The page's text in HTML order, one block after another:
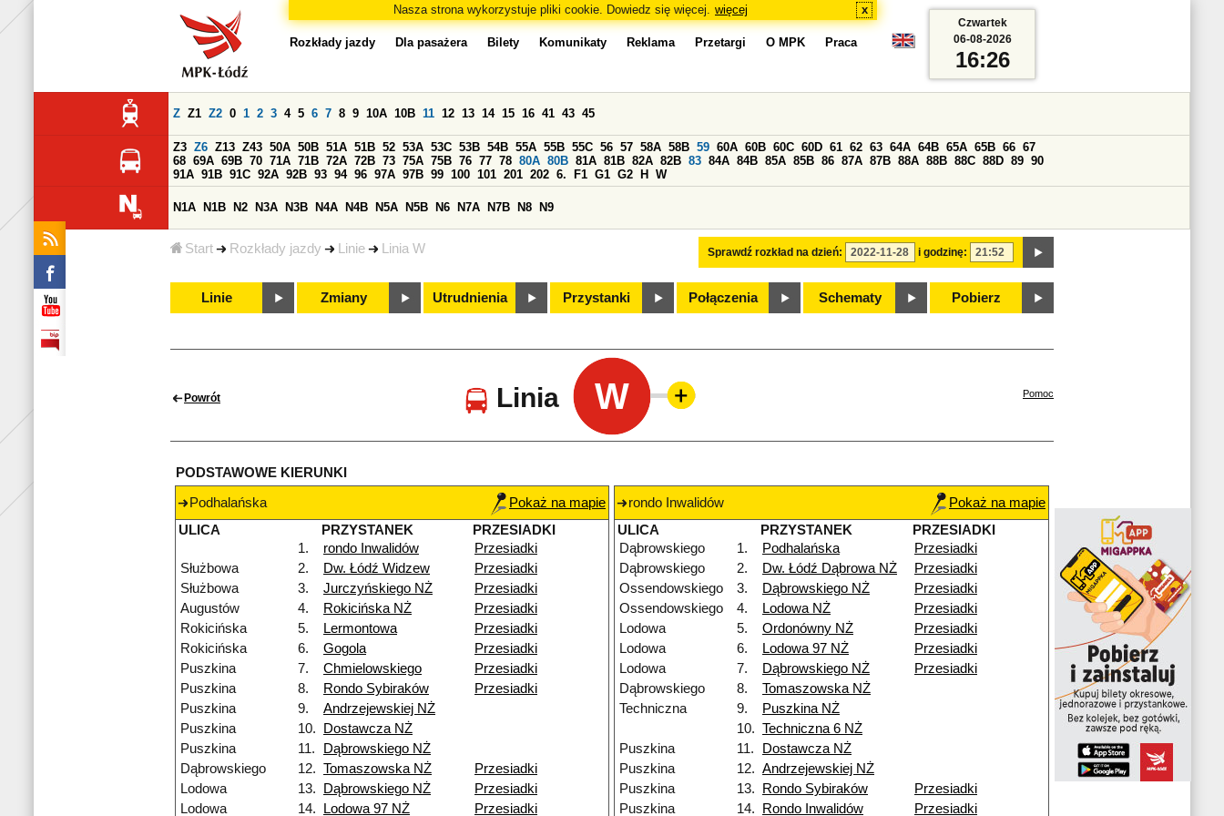
Nasza strona wykorzystuje pliki cookie. Dowiedz się więcej. więcej x
Start Rozkłady jazdy Linie Linia W
Rozkłady jazdy Dla pasażera Bilety Komunikaty Reklama Przetargi O MPK Praca
Sprawdź rozkład na dzień: i godzinę:
Z Z1 Z2 0 1 2 3 4 5 6 7 8 9 10A 10B 11 12 13 14 15 16 41 43 45
Z3 Z6 Z13 Z43 50A 50B 51A 51B 52 53A 53C 53B 54B 55A 55B 55C 56 57 58A 58B 59 60A 60B 60C 60D 61 62 63 64A 64B 65A 65B 66 67
68 69A 69B 70 71A 71B 72A 72B 73 75A 75B 76 77 78 80A 80B 81A 81B 82A 82B 83 84A 84B 85A 85B 86 87A 87B 88A 88B 88C 88D 89 90
91A 91B 91C 92A 92B 93 94 96 97A 97B 99 100 101 201 202 6. F1 G1 G2 H W
N1A N1B N2 N3A N3B N4A N4B N5A N5B N6 N7A N7B N8 N9
Linie Zmiany Utrudnienia Przystanki Połączenia Schematy Pobierz
Czwartek
06-08-2026
16:26
Powrót Linia W Pomoc
PODSTAWOWE KIERUNKI
Podhalańska
Pokaż na mapie
ULICA
PRZYSTANEK
PRZESIADKI
1.
rondo Inwalidów
Przesiadki
Służbowa
2. Dw. Łódź Widzew
Przesiadki
Służbowa
3. Jurczyńskiego NŻ
Przesiadki
Augustów
4. Rokicińska NŻ
Przesiadki
Rokicińska
5. Lermontowa
Przesiadki
Rokicińska
6. Gogola
Przesiadki
Puszkina
7. Chmielowskiego
Przesiadki
Puszkina
8. Rondo Sybiraków
Przesiadki
Puszkina
9.
Andrzejewskiej NŻ
Puszkina
10.
Dostawcza NŻ
Puszkina
11.
Dąbrowskiego NŻ
Dąbrowskiego
12. Tomaszowska NŻ
Przesiadki
Lodowa
13. Dąbrowskiego NŻ
Przesiadki
Lodowa
14. Lodowa 97 NŻ Przesiadki
rondo Inwalidów
Pokaż na mapie
ULICA
PRZYSTANEK
PRZESIADKI
Dąbrowskiego
1. Podhalańska
Przesiadki
Dąbrowskiego
2. Dw. Łódź Dąbrowa NŻ
Przesiadki
Ossendowskiego
3. Dąbrowskiego NŻ
Przesiadki
Ossendowskiego
4. Lodowa NŻ
Przesiadki
Lodowa
5. Ordonówny NŻ
Przesiadki
Lodowa
6. Lodowa 97 NŻ
Przesiadki
Lodowa
7. Dąbrowskiego NŻ
Przesiadki
Dąbrowskiego
8.
Tomaszowska NŻ
Techniczna
9.
Puszkina NŻ
10. Techniczna 6 NŻ
Puszkina
11.
Dostawcza NŻ
Puszkina
12. Andrzejewskiej NŻ
Puszkina
13. Rondo Sybiraków
Przesiadki
Puszkina
14. Rondo Inwalidów Przesiadki